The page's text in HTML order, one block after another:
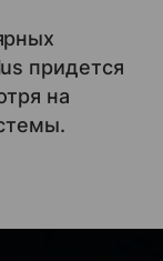
придется
на